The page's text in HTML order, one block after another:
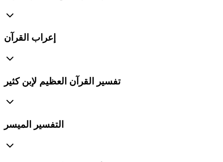
إعراب القرآن
تفسير القرآن العظيم لإبن كثير
التفسير الميسر